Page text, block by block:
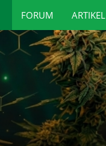
FORUM ARTIKEL